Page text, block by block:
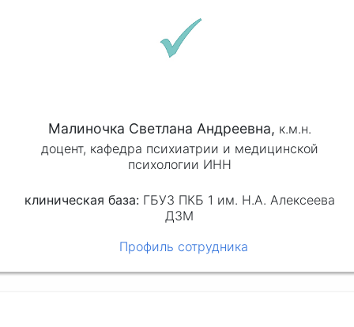
Малиночка Светлана Андреевна, к.м.н.
доцент, кафедра психиатрии и медицинской
психологии ИНН
клиническая база: ГБУЗ ПКБ 1 им. Н.А. Алексеева
ДЗМ
Профиль сотрудника